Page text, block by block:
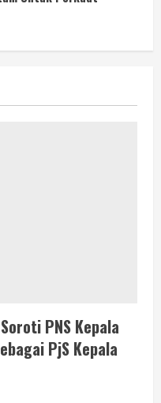
PNS Kepala
PjS Kepala